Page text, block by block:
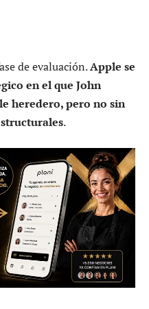
de evaluación.Apple se
en el que John
heredero, pero no sin
.